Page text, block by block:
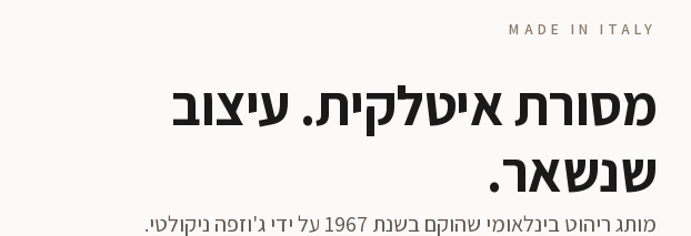
MADE IN ITALY
מסורת איטלקית. עיצוב
שנשאר.
מותג ריהוט בינלאומי שהוקם בשנת 1967 על ידי ג'וזפה ניקולטי.